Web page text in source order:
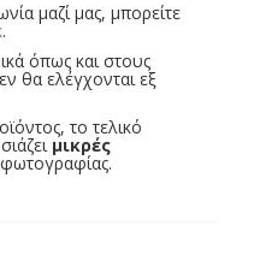
μαζί μας, μπορείτε
.
όπως και στους
θα ελέγχονται εξ
το τελικό
μικρές